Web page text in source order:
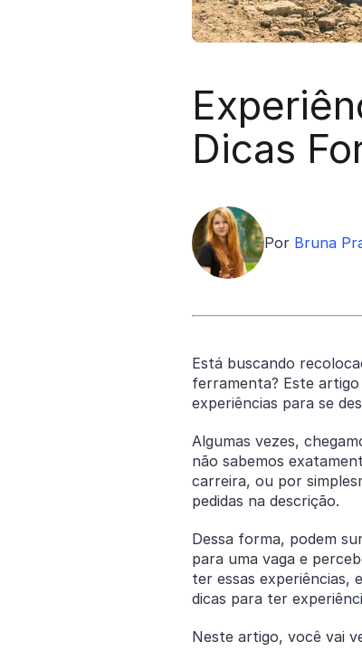
Dicas
Por Bruna
Está buscando
ferramenta? Este
experiências para se
Algumas vezes,
não sabemos
carreira, ou por
pedidas na descrição.
Dessa forma, podem
para uma vaga e
ter essas experiências,
dicas para ter
Neste artigo, você vai